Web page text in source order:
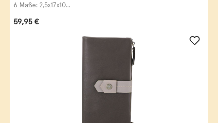
6 Maße: 2,5x17x10...
Regulärer Preis:
59,95 €